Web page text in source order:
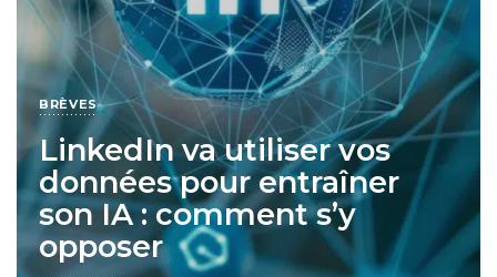
BRÈVES
LinkedIn va utiliser vos
données pour entraîner
son IA : comment s’y
opposer